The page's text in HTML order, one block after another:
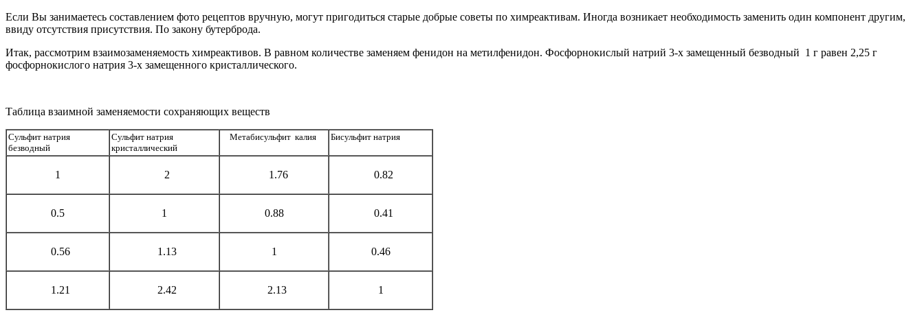
Если Вы занимаетесь составлением фото рецептов вручную, могут пригодиться старые добрые советы по химреактивам. Иногда возникает необходимость заменить один компонент другим,
ввиду отсутствия присутствия. По закону бутерброда.
Итак, рассмотрим взаимозаменяемость химреактивов. В равном количестве заменяем фенидон на метилфенидон. Фосфорнокислый натрий 3-х замещенный безводный 1 г равен 2,25 г
фосфорнокислого натрия 3-х замещенного кристаллического.
Таблица взаимной заменяемости сохраняющих веществ
Сульфит натрия
безводный
Сульфит натрия
кристаллический
Метабисульфит калия Бисульфит натрия
1 2 1.76 0.82
0.5 1 0.88 0.41
0.56 1.13 1 0.46
1.21 2.42 2.13 1